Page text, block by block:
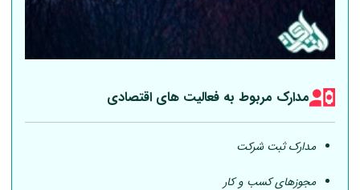
مدارک مربوط به فعالیت های اقتصادی
مدارک ثبت شرکت
مجوزهای کسب و کار